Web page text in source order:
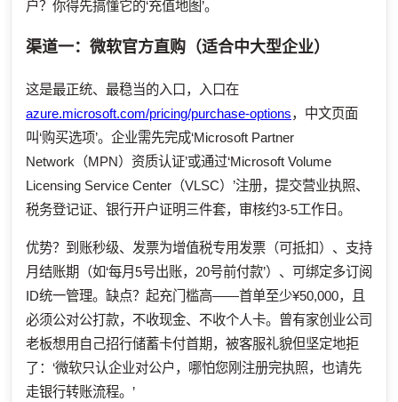
户？你得先搞懂它的‘充值地图’。
渠道一：微软官方直购（适合中大型企业）
这是最正统、最稳当的入口，入口在
azure.microsoft.com/pricing/purchase-options，中文页面
叫‘购买选项’。企业需先完成‘Microsoft Partner
Network（MPN）资质认证’或通过‘Microsoft Volume
Licensing Service Center（VLSC）’注册，提交营业执照、
税务登记证、银行开户证明三件套，审核约3-5工作日。
优势？到账秒级、发票为增值税专用发票（可抵扣）、支持
月结账期（如‘每月5号出账，20号前付款’）、可绑定多订阅
ID统一管理。缺点？起充门槛高——首单至少¥50,000，且
必须公对公打款，不收现金、不收个人卡。曾有家创业公司
老板想用自己招行储蓄卡付首期，被客服礼貌但坚定地拒
了：‘微软只认企业对公户，哪怕您刚注册完执照，也请先
走银行转账流程。’